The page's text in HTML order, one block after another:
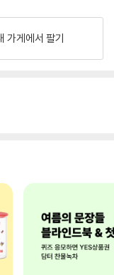
가게에서 팔기